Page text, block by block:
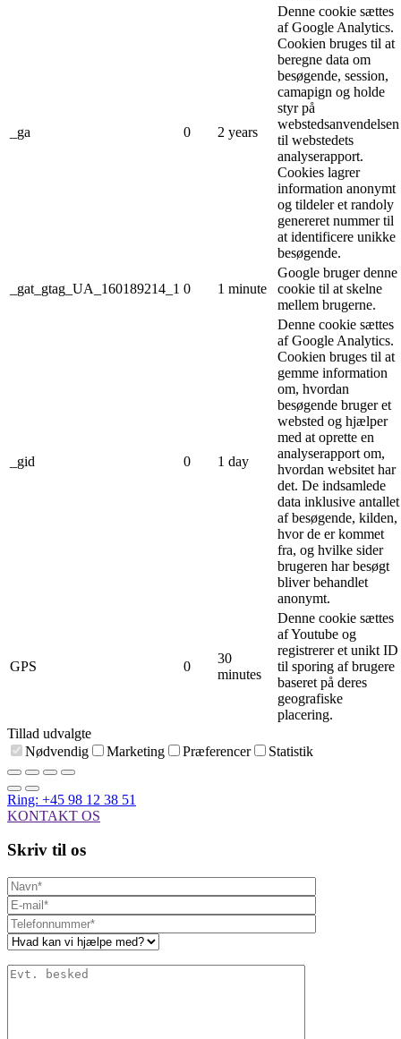
_ga 0 2 years
Denne cookie sættes
af Google Analytics.
Cookien bruges til at
beregne data om
besøgende, session,
camapign og holde
styr på
webstedsanvendelsen
til webstedets
analyserapport.
Cookies lagrer
information anonymt
og tildeler et randoly
genereret nummer til
at identificere unikke
besøgende.
_gat_gtag_UA_160189214_1 0 1 minute
Google bruger denne
cookie til at skelne
mellem brugerne.
_gid 0 1 day
Denne cookie sættes
af Google Analytics.
Cookien bruges til at
gemme information
om, hvordan
besøgende bruger et
websted og hjælper
med at oprette en
analyserapport om,
hvordan websitet har
det. De indsamlede
data inklusive antallet
af besøgende, kilden,
hvor de er kommet
fra, og hvilke sider
brugeren har besøgt
bliver behandlet
anonymt.
GPS 0
30
minutes
Denne cookie sættes
af Youtube og
registrerer et unikt ID
til sporing af brugere
baseret på deres
geografiske
placering.
Tillad udvalgte
Nødvendig
Marketing Præferencer Statistik
Ring: +45 98 12 38 51
KONTAKT OS
Skriv til os